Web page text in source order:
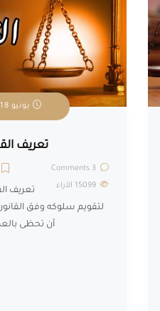
يونيو 18, 2021
تعريف
3 Comments
الآراء
تعريف
لتقويم سلوكه وفق
أن تحظى